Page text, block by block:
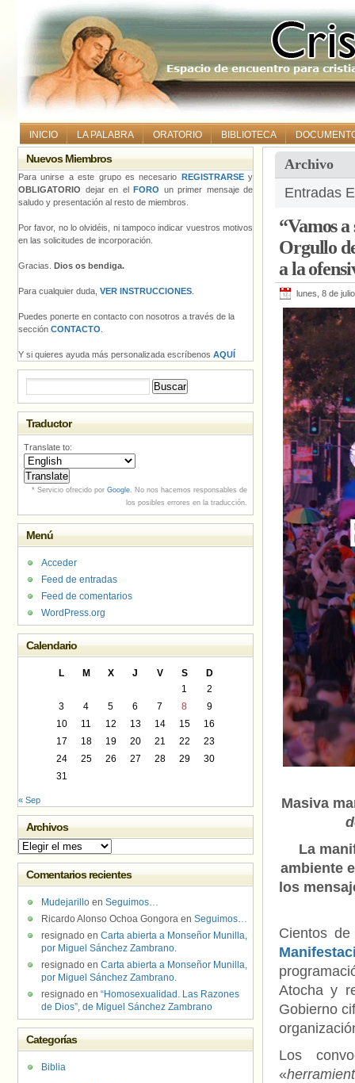
INICIO LA PALABRA ORATORIO BIBLIOTECA
Archivo
Entradas
“Vamos
Orgullo
a la
lunes, 8 de
Masiva
La
ambiente
los
Cientos
Atocha y
Gobierno
Los
«
Nuevos Miembros
Para unirse a este grupo es necesario REGISTRARSEy
OBLIGATORIO dejar en el FORO un primer mensaje de
saludo y presentación al resto de miembros.
Por favor, no lo olvidéis, ni tampoco indicar vuestros motivos
en las solicitudes de incorporación.
Gracias. Dios os bendiga.
Para cualquier duda, VER INSTRUCCIONES
Puedes ponerte en contacto con nosotros a través de la
sección CONTACTO
Y si quieres ayuda más personalizada escríbenos AQUÍ
Traductor
Translate to:
* Servicio ofrecido por Google. No nos hacemos responsables de
los posibles errores en la traducción.
Menú
Acceder
Feed de entradas
Feed de comentarios
WordPress.org
Calendario
L M X J V S
D
1
2
3
4 5 6 7 8
9
10
11 12 13 14 15
16
17
18 19 20 21 22
23
24
25 26 27 28 29
30
31
« Sep
Archivos
Archivos
Comentarios recientes
Mudejarillo en Seguimos…
Ricardo Alonso Ochoa Gongora en Seguimos…
resignado en Carta abierta a Monseñor Munilla,
por Miguel Sánchez Zambrano.
resignado en Carta abierta a Monseñor Munilla,
por Miguel Sánchez Zambrano.
resignado en “Homosexualidad. Las Razones
de Dios”, de Miguel Sánchez Zambrano
Categorías
Biblia